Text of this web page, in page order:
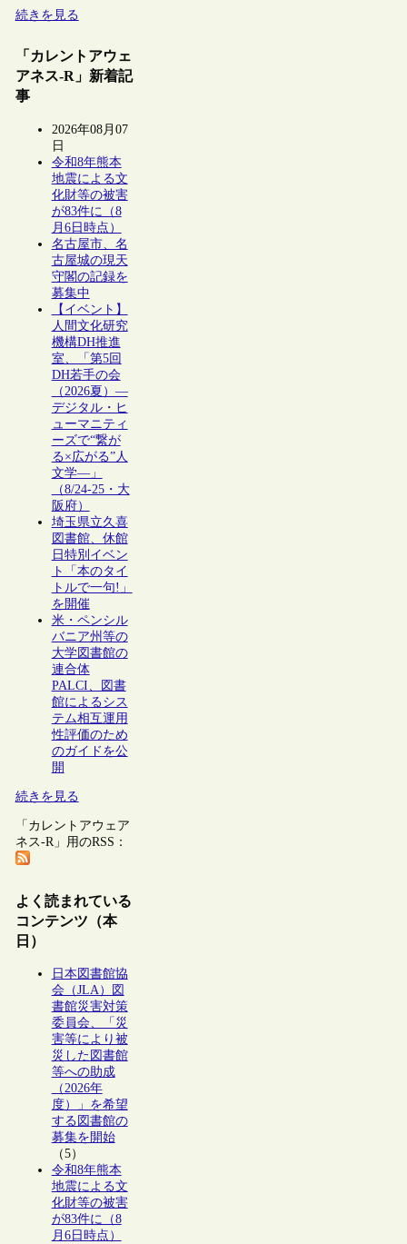
続きを見る
「カレントアウェ
アネス-R」新着記
事
2026年08月07
日
令和8年熊本
地震による文
化財等の被害
が83件に（8
月6日時点）
名古屋市、名
古屋城の現天
守閣の記録を
募集中
【イベント】
人間文化研究
機構DH推進
室、「第5回
DH若手の会
（2026夏）―
デジタル・ヒ
ューマニティ
ーズで“繋が
る×広がる”人
文学―」
（8/24-25・大
阪府）
埼玉県立久喜
図書館、休館
日特別イベン
ト「本のタイ
トルで一句!」
を開催
米・ペンシル
バニア州等の
大学図書館の
連合体
PALCI、図書
館によるシス
テム相互運用
性評価のため
のガイドを公
開
続きを見る
「カレントアウェア
ネス-R」用のRSS：
よく読まれている
コンテンツ（本
日）
日本図書館協
会（JLA）図
書館災害対策
委員会、「災
害等により被
災した図書館
等への助成
（2026年
度）」を希望
する図書館の
募集を開始
（5）
令和8年熊本
地震による文
化財等の被害
が83件に（8
月6日時点）